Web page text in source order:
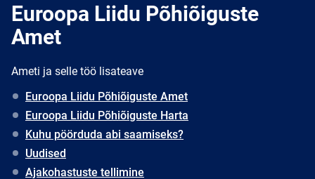
Euroopa Liidu Põhiõiguste
Amet
Ameti ja selle töö lisateave
Euroopa Liidu Põhiõiguste Amet
Euroopa Liidu Põhiõiguste Harta
Kuhu pöörduda abi saamiseks?
Uudised
Ajakohastuste tellimine